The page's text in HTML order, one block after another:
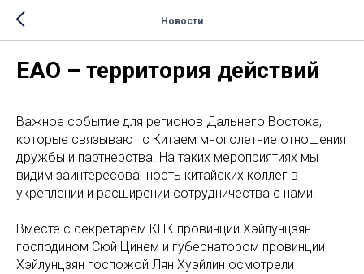
Новости
ЕАО – территория действий
Важное событие для регионов Дальнего Востока,
которые связывают с Китаем многолетние отношения
дружбы и партнерства. На таких мероприятиях мы
видим заинтересованность китайских коллег в
укреплении и расширении сотрудничества с нами.
Вместе с секретарем КПК провинции Хэйлунцзян
господином Сюй Цинем и губернатором провинции
Хэйлунцзян госпожой Лян Хуэйлин осмотрели